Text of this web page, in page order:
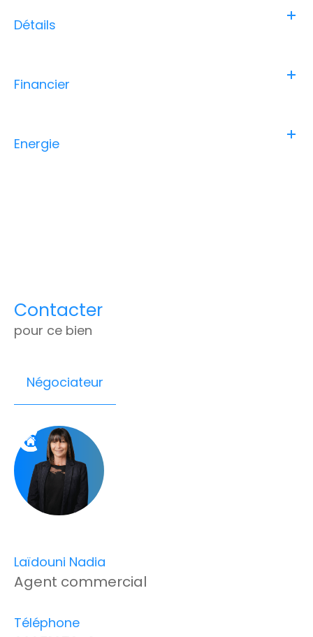
Détails
Financier
Energie
Contacter
pour ce bien
Négociateur
Laïdouni Nadia
Agent commercial
Téléphone